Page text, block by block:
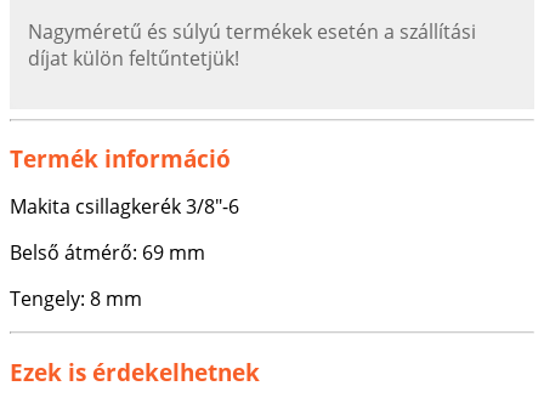
Nagyméretű és súlyú termékek esetén a szállítási
díjat külön feltűntetjük!
Termék információ
Makita csillagkerék 3/8"-6
Belső átmérő: 69 mm
Tengely: 8 mm
Ezek is érdekelhetnek